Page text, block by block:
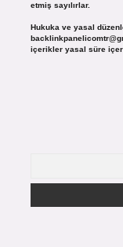
etmiş sayılırlar.
Hukuka ve yasal
içerikler yasal süre